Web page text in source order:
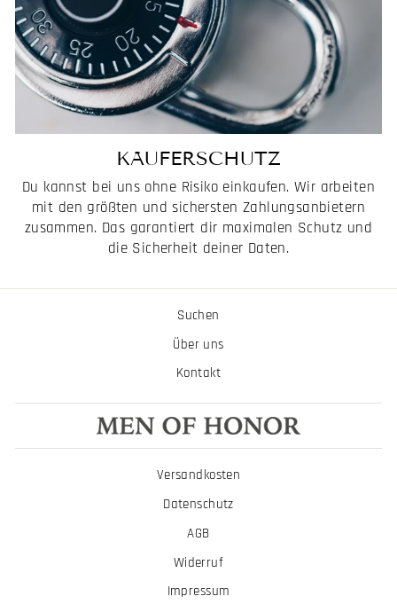
KÄUFERSCHUTZ
Du kannst bei uns ohne Risiko einkaufen. Wir arbeiten
mit den größten und sichersten Zahlungsanbietern
zusammen. Das garantiert dir maximalen Schutz und
die Sicherheit deiner Daten.
Suchen
Über uns
Kontakt
Versandkosten
Datenschutz
AGB
Widerruf
Impressum